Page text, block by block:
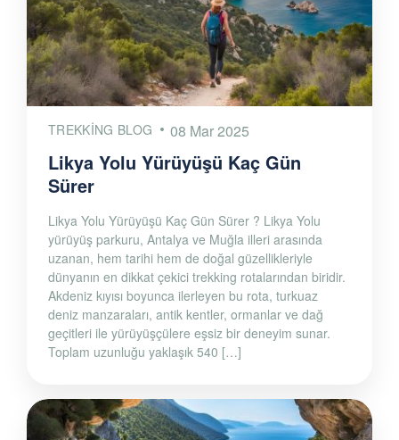
TREKKING BLOG 08 Mar 2025
Likya Yolu Yürüyüşü Kaç Gün
Sürer
Likya Yolu Yürüyüşü Kaç Gün Sürer ? Likya Yolu
yürüyüş parkuru, Antalya ve Muğla illeri arasında
uzanan, hem tarihi hem de doğal güzellikleriyle
dünyanın en dikkat çekici trekking rotalarından biridir.
Akdeniz kıyısı boyunca ilerleyen bu rota, turkuaz
deniz manzaraları, antik kentler, ormanlar ve dağ
geçitleri ile yürüyüşçülere eşsiz bir deneyim sunar.
Toplam uzunluğu yaklaşık 540 […]